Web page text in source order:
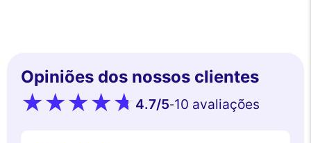
Opiniões dos nossos clientes
4.7/5-10 avaliações